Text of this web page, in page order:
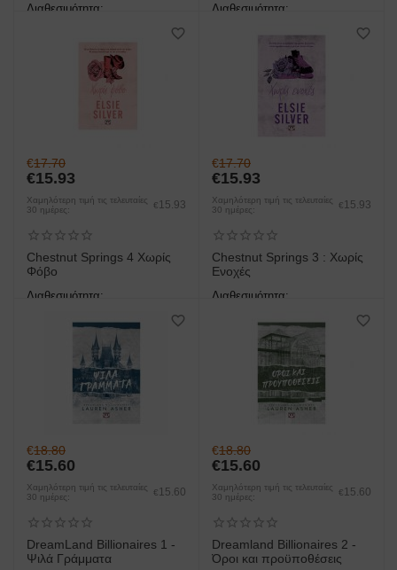
Διαθεσιμότητα:
Διαθεσιμότητα:
€17.70
€15.93
Χαμηλότερη τιμή τις τελευταίες
30 ημέρες:
€ 15.93
Chestnut Springs 4 Χωρίς
Φόβο
Διαθεσιμότητα:
έως 3 ημέρες
€17.70
€15.93
Χαμηλότερη τιμή τις τελευταίες
30 ημέρες:
€ 15.93
Chestnut Springs 3 : Χωρίς
Ενοχές
Διαθεσιμότητα:
€18.80
€15.60
Χαμηλότερη τιμή τις τελευταίες
30 ημέρες:
€ 15.60
DreamLand Billionaires 1 -
Ψιλά Γράμματα
€18.80
€15.60
Χαμηλότερη τιμή τις τελευταίες
30 ημέρες:
€ 15.60
Dreamland Billionaires 2 -
Όροι και προϋποθέσεις